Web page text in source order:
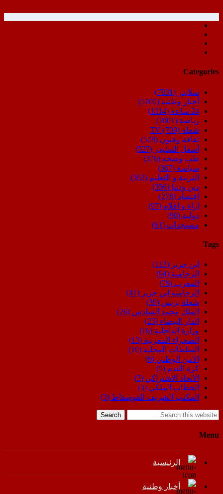
Categories
سلايدر (7831)
أخبار وطنية (5705)
24 ساعة
(1314)
رياضة (1001)
شعلة TV (709)
ثقافة وفنون (578)
أسفل السليدر (527)
طب وصحة (376)
سياسة (367)
التربية و التعليم (363)
دين ودنيا (356)
اقتصاد (278)
اراء و اقلام (97)
دولية (90)
مستجدات (61)
Tags
ابن جرير (113)
الرحامنة (94)
المغرب (79)
الرحامنة ابن جرير (41)
شعلة بريس (39)
الملك محمد السادس (26)
الدار البيضاء (23)
وزارة الداخلية (16)
الصحراء المغربية (13)
السلطات المحلية (10)
الامن الوطني (6)
كرة القدم (5)
الاتحاد الاشتراكي (3)
الخطاب الملكي (3)
المكتب الشريف للفوسفاط (3)
Search
Menu
الرئيسية
أخبار وطنية